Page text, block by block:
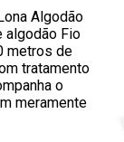
Algodão
algodão Fio
metros de
tratamento
o
meramente